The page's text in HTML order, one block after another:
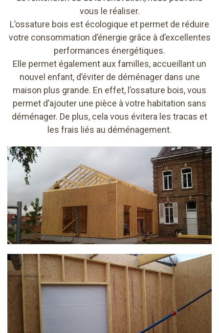
vous le réaliser.
L’ossature bois est écologique et permet de réduire
votre consommation d’énergie grâce à d’excellentes
performances énergétiques.
Elle permet également aux familles, accueillant un
nouvel enfant, d’éviter de déménager dans une
maison plus grande. En effet, l’ossature bois, vous
permet d’ajouter une pièce à votre habitation sans
déménager. De plus, cela vous évitera les tracas et
les frais liés au déménagement.